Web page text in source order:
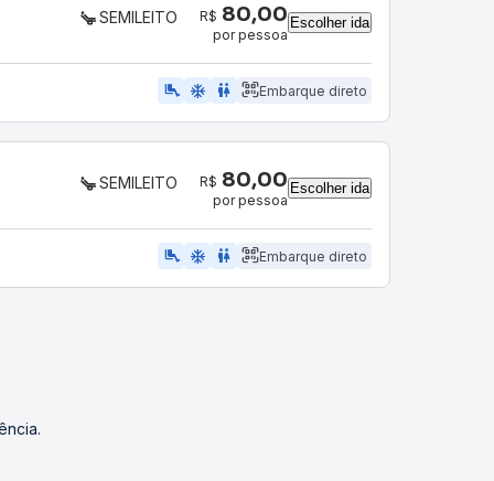
SEMILEITO R$ 80,00
por pessoa
Escolher ida
airline_seat_legroom_extra ac_unit WC Embarque direto
SEMILEITO R$ 80,00
por pessoa
Escolher ida
airline_seat_legroom_extra ac_unit WC Embarque direto